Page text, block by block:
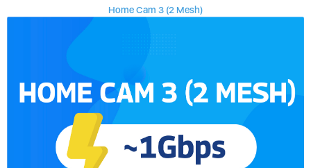
Home Cam 3 (2 Mesh)